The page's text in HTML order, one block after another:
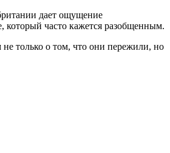
дает ощущение
который часто кажется разобщенным.
только о том, что они пережили, но